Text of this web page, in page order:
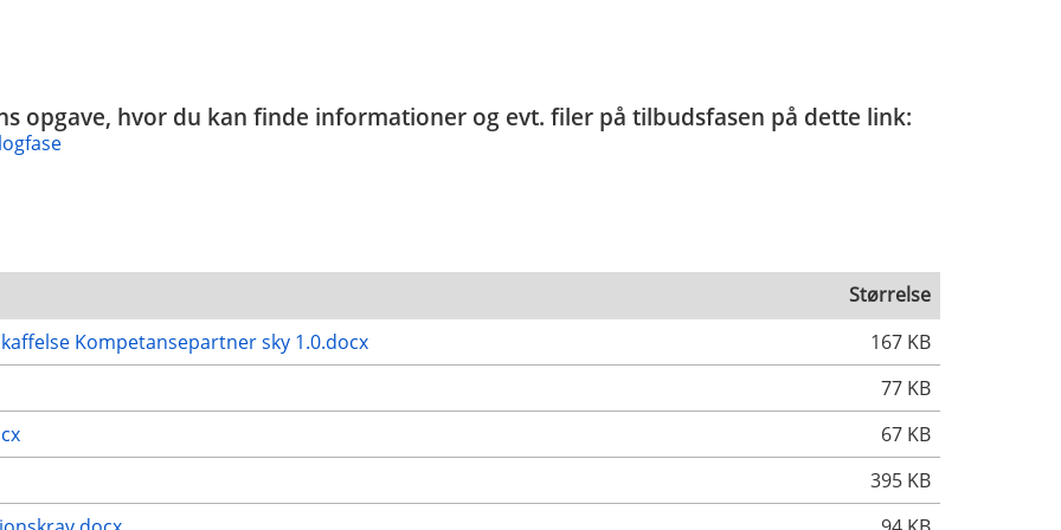
opgave, hvor du kan finde informationer og evt. filer på tilbudsfasen på dette link:
Størrelse
Kompetansepartner sky 1.0.docx
167 KB
77 KB
67 KB
395 KB